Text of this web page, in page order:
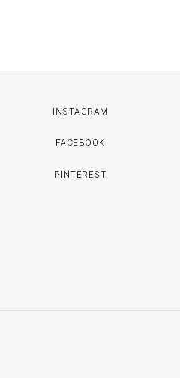
INSTAGRAM
FACEBOOK
PINTEREST